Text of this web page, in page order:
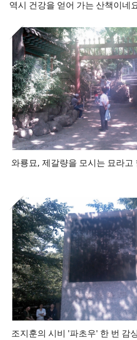
역시 건강을 얻어 가는 산책이네
와룡묘, 제갈량을 모시는 묘라고
조지훈의 시비 '파초우' 한 번 감